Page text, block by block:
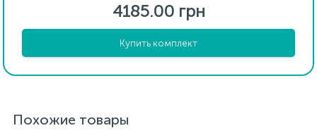
4185.00 грн
Купить комплект
Похожие товары